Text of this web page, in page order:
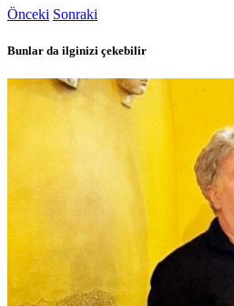
Önceki Sonraki
Bunlar da ilginizi çekebilir